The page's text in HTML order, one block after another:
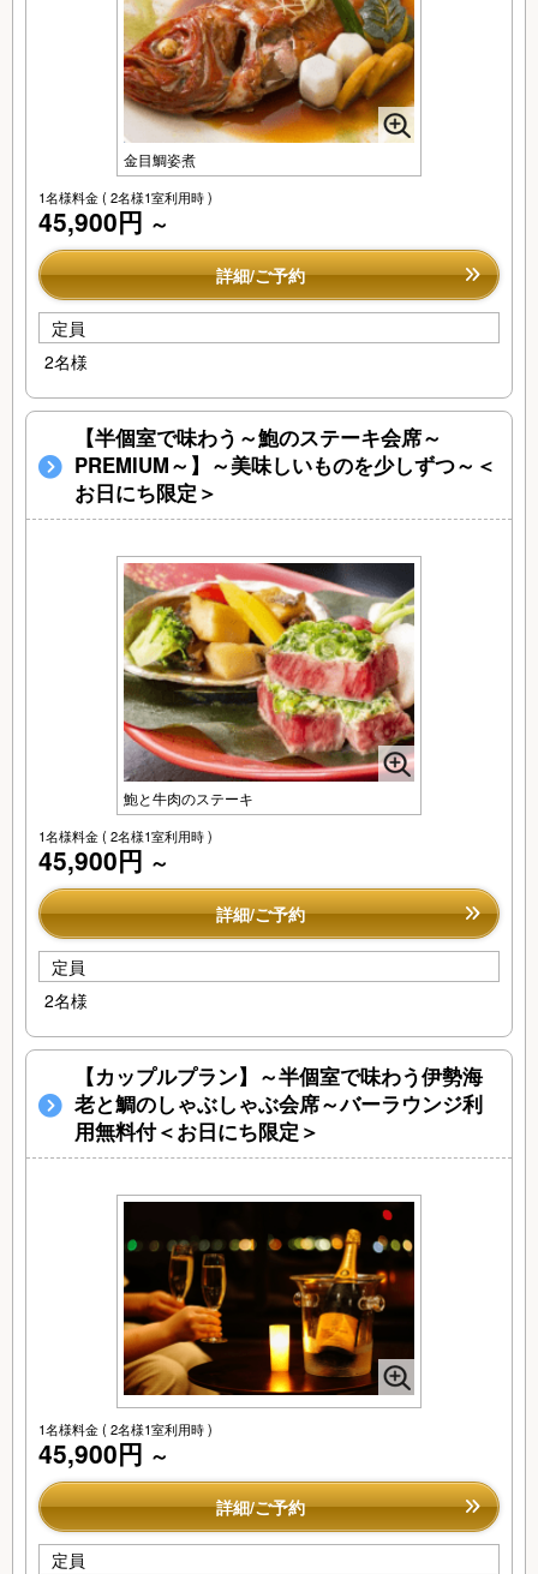
金目鯛姿煮
1名様料金( 2名様1室利用時 )
45,900円 ～
詳細/ご予約
定員
2名様
【半個室で味わう～鮑のステーキ会席～
PREMIUM～】～美味しいものを少しずつ～＜
お日にち限定＞
鮑と牛肉のステーキ
1名様料金( 2名様1室利用時 )
45,900円 ～
詳細/ご予約
定員
2名様
【カップルプラン】～半個室で味わう伊勢海
老と鯛のしゃぶしゃぶ会席～バーラウンジ利
用無料付＜お日にち限定＞
1名様料金( 2名様1室利用時 )
45,900円 ～
詳細/ご予約
定員